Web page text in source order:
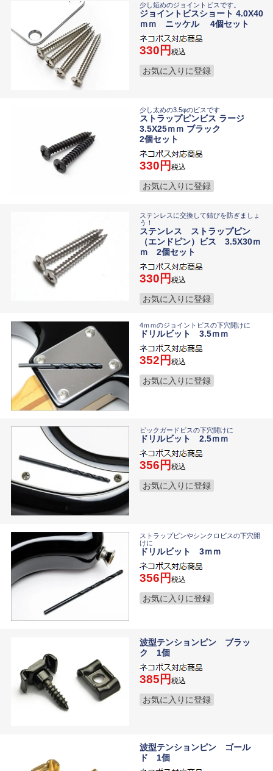
少し短めのジョイントビスです。
ジョイントビスショート 4.0X40
ｍｍ ニッケル 4個セット
330 税込
お気に入りに登録
少し太めの3.5φのビスです
ストラップピンビス ラージ
3.5X25ｍｍ ブラック
2個セット
330 税込
お気に入りに登録
ステンレスに交換して錆びを防ぎましょ
う！
ステンレス ストラップピン
（エンドピン）ビス 3.5X30ｍ
ｍ 2個セット
330 税込
お気に入りに登録
4ｍｍのジョイントビスの下穴開けに
ドリルビット 3.5ｍｍ
352 税込
お気に入りに登録
ピックガードビスの下穴開けに
ドリルビット 2.5ｍｍ
356 税込
お気に入りに登録
ストラップピンやシンクロビスの下穴開
けに
ドリルビット 3ｍｍ
356 税込
お気に入りに登録
波型テンションピン ブラッ
ク 1個
385 税込
お気に入りに登録
波型テンションピン ゴール
ド 1個